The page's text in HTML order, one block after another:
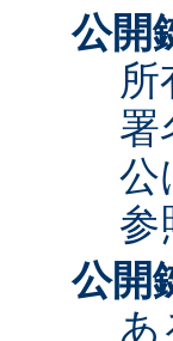
公開
所
署
公
参
公開
あ